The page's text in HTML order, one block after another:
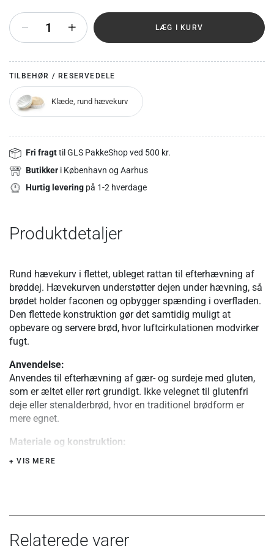
+ LÆG I KURV
TILBEHØR / RESERVEDELE
Klæde, rund hævekurv
Fri fragttil GLS PakkeShop ved 500 kr.
Butikker i København og Aarhus
Hurtig levering på 1-2 hverdage
Produktdetaljer
Rund hævekurv i flettet, ubleget rattan til efterhævning af
brøddej. Hævekurven understøtter dejen under hævning, så
brødet holder faconen og opbygger spænding i overfladen.
Den flettede konstruktion gør det samtidig muligt at
opbevare og servere brød, hvor luftcirkulationen modvirker
fugt.
Anvendelse:
Anvendes til efterhævning af gær- og surdeje med gluten,
som er æltet eller rørt grundigt. Ikke velegnet til glutenfri
deje eller stenalderbrød, hvor en traditionel brødform er
mere egnet.
Materiale og konstruktion:
Fremstillet af ubleget rattan (en kraftig græsart), flettet i en
Brug i ovn:
Anvendes ikke til bagning og må ikke bruges i ovn. Kurven
er udelukkende til hævning af dej før bagning.
+ VIS MERE
Relaterede varer